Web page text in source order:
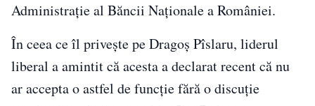
Administrație al Băncii Naționale a României.
În ceea ce îl privește pe Dragoș Pîslaru, liderul
liberal a amintit că acesta a declarat recent că nu
ar accepta o astfel de funcție fără o discuție